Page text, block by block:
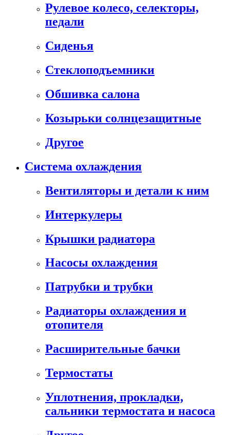
Рулевое колесо, селекторы,
педали
Сиденья
Стеклоподъемники
Обшивка салона
Козырьки солнцезащитные
Другое
Система охлаждения
Вентиляторы и детали к ним
Интеркулеры
Крышки радиатора
Насосы охлаждения
Патрубки и трубки
Радиаторы охлаждения и
отопителя
Расширительные бачки
Термостаты
Уплотнения, прокладки,
сальники термостата и насоса